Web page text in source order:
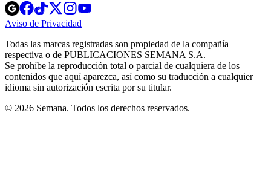
Opens
in
new
Opens
in
new
Opens
in
new
window
Opens
new
windowwindow
Aviso de Privacidad
new
window
Todas las marcas registradas son propiedad de la compañía
respectiva o de PUBLICACIONES SEMANA S.A.
Se prohíbe la reproducción total o parcial de cualquiera de los
contenidos que aquí aparezca, así como su traducción a cualquier
idioma sin autorización escrita por su titular.
© 2026 Semana. Todos los derechos reservados.